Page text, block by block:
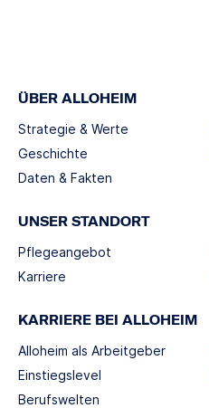
ÜBER ALLOHEIM
Strategie & Werte
Geschichte
Daten & Fakten
UNSER STANDORT
Pflegeangebot
Karriere
KARRIERE BEI ALLOHEIM
Alloheim als Arbeitgeber
Einstiegslevel
Berufswelten